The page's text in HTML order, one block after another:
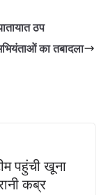
ठप
का तबादला
पहुंची खूना
कब्र